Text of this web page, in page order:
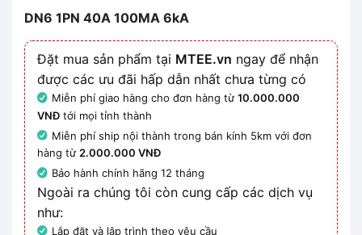
DN6 1PN 40A 100MA 6kA
Đặt mua sản phẩm tại MTEE.vn ngay để nhận
được các ưu đãi hấp dẫn nhất chưa từng có
Miễn phí giao hàng cho đơn hàng từ10.000.000
VNĐ tới mọi tỉnh thành
Miễn phí ship nội thành trong bán kính 5km với đơn
hàng từ 2.000.000 VNĐ
Bảo hành chính hãng 12 tháng
Ngoài ra chúng tôi còn cung cấp các dịch vụ
như:
Lắp đặt và lập trình theo yêu cầu